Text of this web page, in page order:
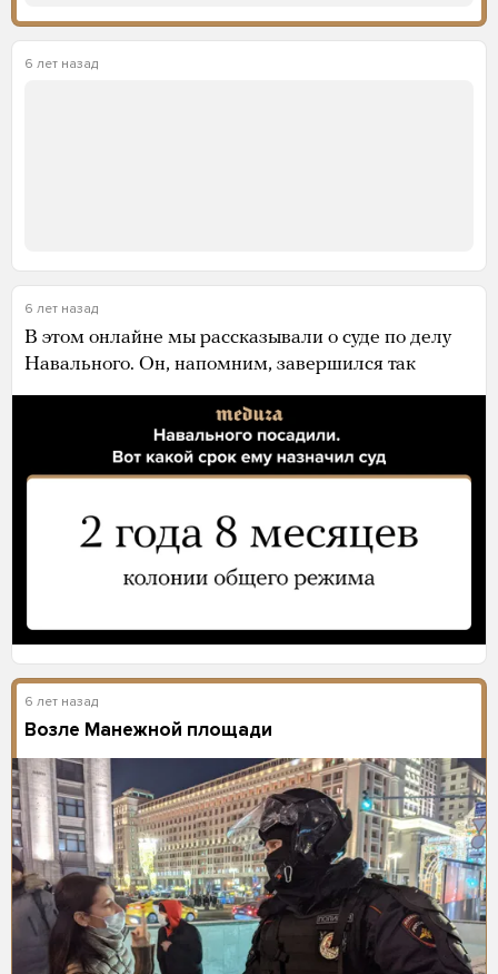
6 лет назад
6 лет назад
В этом онлайне мы рассказывали о суде по делу
Навального. Он, напомним, завершился так
6 лет назад
Возле Манежной площади